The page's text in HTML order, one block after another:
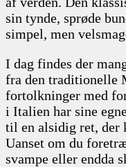
sin tynde, sprøde
simpel, men
I dag findes der
fra den traditionelle
fortolkninger med
i Italien har sine
til en alsidig ret, der
Uanset om du
svampe eller endda